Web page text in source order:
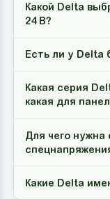
Какой Delta
24 В?
Есть ли у Delta
Какая серия
какая для
Для чего нужна
Какие Delta